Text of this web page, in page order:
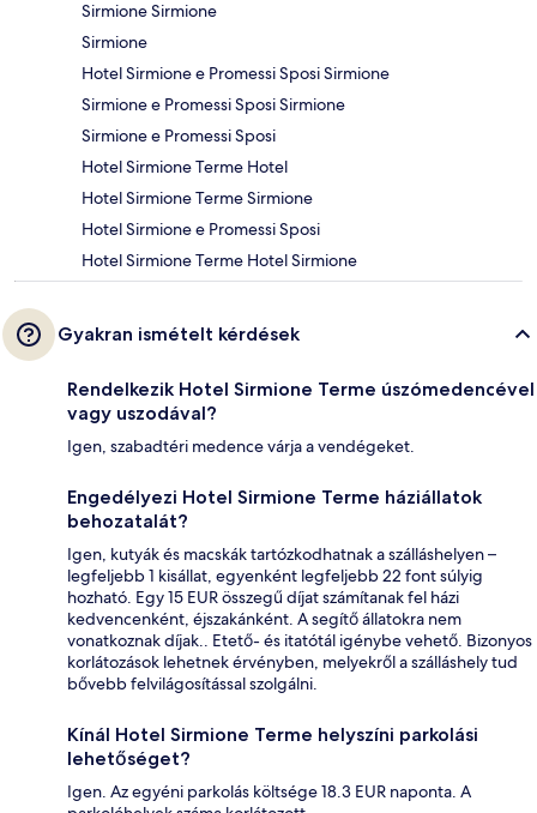
Sirmione Sirmione
Sirmione
Hotel Sirmione e Promessi Sposi Sirmione
Sirmione e Promessi Sposi Sirmione
Sirmione e Promessi Sposi
Hotel Sirmione Terme Hotel
Hotel Sirmione Terme Sirmione
Hotel Sirmione e Promessi Sposi
Hotel Sirmione Terme Hotel Sirmione
Gyakran ismételt kérdések
Rendelkezik Hotel Sirmione Terme úszómedencével
vagy uszodával?
Igen, szabadtéri medence várja a vendégeket.
Engedélyezi Hotel Sirmione Terme háziállatok
behozatalát?
Igen, kutyák és macskák tartózkodhatnak a szálláshelyen –
legfeljebb 1 kisállat, egyenként legfeljebb 22 font súlyig
hozható. Egy 15 EUR összegű díjat számítanak fel házi
kedvencenként, éjszakánként. A segítő állatokra nem
vonatkoznak díjak.. Etető- és itatótál igénybe vehető. Bizonyos
korlátozások lehetnek érvényben, melyekről a szálláshely tud
bővebb felvilágosítással szolgálni.
Kínál Hotel Sirmione Terme helyszíni parkolási
lehetőséget?
Igen. Az egyéni parkolás költsége 18.3 EUR naponta. A